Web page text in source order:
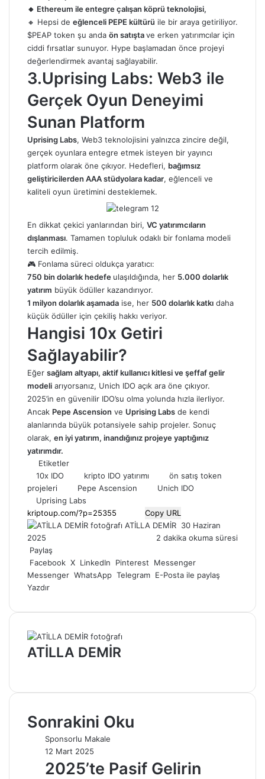
🔸 Ethereum ile entegre çalışan köprü teknolojisi,
🔸 Hepsi de eğlenceli PEPE kültürü ile bir araya getiriliyor.
$PEAP token şu anda ön satıştave erken yatırımcılar için
ciddi fırsatlar sunuyor. Hype başlamadan önce projeyi
değerlendirmek avantaj sağlayabilir.
3.Uprising Labs: Web3 ile
Gerçek Oyun Deneyimi
Sunan Platform
Uprising Labs, Web3 teknolojisini yalnızca zincire değil,
gerçek oyunlara entegre etmek isteyen bir yayıncı
platform olarak öne çıkıyor. Hedefleri, bağımsız
geliştiricilerden AAA stüdyolara kadar, eğlenceli ve
kaliteli oyun üretimini desteklemek.
En dikkat çekici yanlarından biri, VC yatırımcıların
dışlanması. Tamamen topluluk odaklı bir fonlama modeli
tercih edilmiş.
🎮 Fonlama süreci oldukça yaratıcı:
750 bin dolarlık hedefe ulaşıldığında, her 5.000 dolarlık
yatırım büyük ödüller kazandırıyor.
1 milyon dolarlık aşamada ise, her 500 dolarlık katkı daha
küçük ödüller için çekiliş hakkı veriyor.
Hangisi 10x Getiri
Sağlayabilir?
Eğer sağlam altyapı, aktif kullanıcı kitlesi ve şeffaf gelir
modeli arıyorsanız, Unich IDO açık ara öne çıkıyor.
2025’in en güvenilir IDO’su olma yolunda hızla ilerliyor.
Ancak Pepe Ascension ve Uprising Labs de kendi
alanlarında büyük potansiyele sahip projeler. Sonuç
olarak, en iyi yatırım, inandığınız projeye yaptığınız
yatırımdır.
Etiketler
10x IDO
kripto IDO yatırımı
ön satış token
projeleri
Pepe Ascension
Unich IDO
Uprising Labs
Copy URL
ATİLLA DEMİR Bir
e-
göndermek
30 Haziran
2025
2 dakika okuma süresi
Paylaş
Facebook X LinkedIn Pinterest
Messenger
Messenger WhatsApp Telegram E-Posta ile paylaş
Yazdır
ATİLLA DEMİR
Sonrakini Oku
Sponsorlu Makale
12 Mart 2025
2025’te Pasif Gelirin